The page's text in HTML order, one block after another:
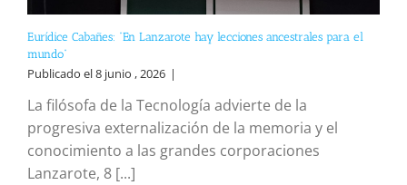
Eurídice Cabañes: “En Lanzarote hay lecciones ancestrales para el
mundo”
Publicado el 8 junio , 2026 |
La filósofa de la Tecnología advierte de la
progresiva externalización de la memoria y el
conocimiento a las grandes corporaciones
Lanzarote, 8 [...]